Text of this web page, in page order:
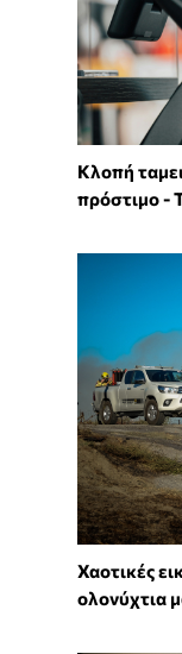
Κλοπή
πρόστιμο -
Χαοτικές
ολονύχτια